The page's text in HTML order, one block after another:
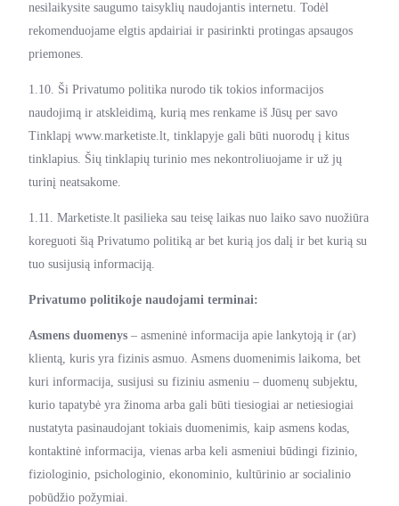
nesilaikysite saugumo taisyklių naudojantis internetu. Todėl
rekomenduojame elgtis apdairiai ir pasirinkti protingas apsaugos
priemones.
1.10. Ši Privatumo politika nurodo tik tokios informacijos
naudojimą ir atskleidimą, kurią mes renkame iš Jūsų per savo
Tinklapį www.marketiste.lt, tinklapyje gali būti nuorodų į kitus
tinklapius. Šių tinklapių turinio mes nekontroliuojame ir už jų
turinį neatsakome.
1.11. Marketiste.lt pasilieka sau teisę laikas nuo laiko savo nuožiūra
koreguoti šią Privatumo politiką ar bet kurią jos dalį ir bet kurią su
tuo susijusią informaciją.
Privatumo politikoje naudojami terminai:
Asmens duomenys – asmeninė informacija apie lankytoją ir (ar)
klientą, kuris yra fizinis asmuo. Asmens duomenimis laikoma, bet
kuri informacija, susijusi su fiziniu asmeniu – duomenų subjektu,
kurio tapatybė yra žinoma arba gali būti tiesiogiai ar netiesiogiai
nustatyta pasinaudojant tokiais duomenimis, kaip asmens kodas,
kontaktinė informacija, vienas arba keli asmeniui būdingi fizinio,
fiziologinio, psichologinio, ekonominio, kultūrinio ar socialinio
pobūdžio požymiai.